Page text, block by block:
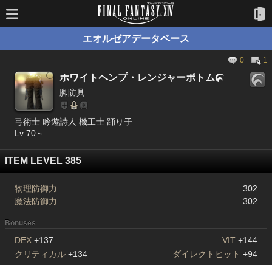
エオルゼアデータベース
0 1
ホワイトヘンプ・レンジャーボトム
脚防具
弓術士 吟遊詩人 機工士 踊り子
Lv 70～
ITEM LEVEL 385
物理防御力
302
魔法防御力
302
Bonuses
DEX +137 VIT +144
クリティカル +134 ダイレクトヒット +94